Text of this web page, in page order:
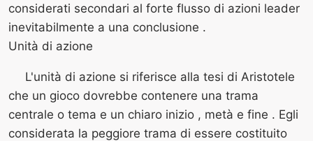
considerati secondari al forte flusso di azioni leader
inevitabilmente a una conclusione .
Unità di azione
L'unità di azione si riferisce alla tesi di Aristotele
che un gioco dovrebbe contenere una trama
centrale o tema e un chiaro inizio , metà e fine . Egli
considerata la peggiore trama di essere costituito